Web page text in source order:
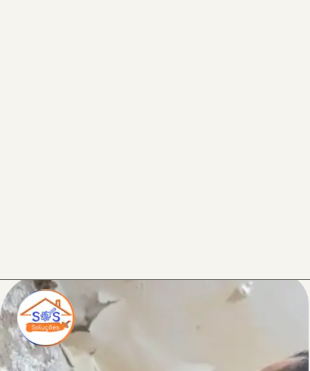
Opening https://sosreformasereparos.com.br/